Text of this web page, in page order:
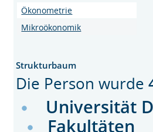
Ökonometrie
Mikroökonomik
Strukturbaum
Die Person wurde
Universität
Fakultäten